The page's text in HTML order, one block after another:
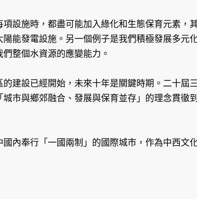
施時，都盡可能加入綠化和生態保育元素，
能發電設施。另一個例子是我們積極發展多
整個水資源的應變能力。
設已經開始，未來十年是關鍵時期。二十屆
市與鄉郊融合、發展與保育並存」的理念貫
奉行「一國兩制」的國際城市，作為中西文